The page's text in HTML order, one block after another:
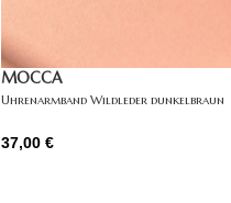
MOCCA
Uhrenarmband Wildleder dunkelbraun
37,00 €